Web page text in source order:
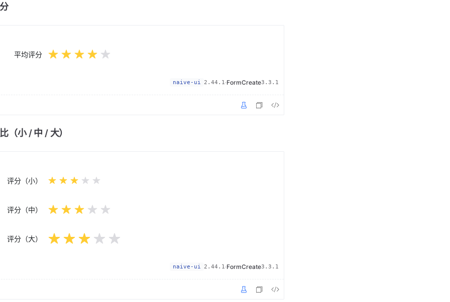
naive-ui 2.44.1·FormCreate3.3.1
平均评分
（小 / 中 / 大）
naive-ui 2.44.1·FormCreate3.3.1
评分（小）
评分（中）
评分（大）